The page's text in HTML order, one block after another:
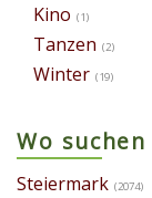
Kino (1)
Tanzen (2)
Winter (19)
Wo suchen
Steiermark (2074)